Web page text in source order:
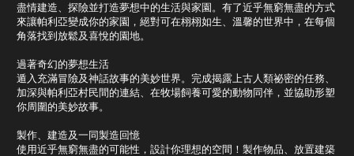
盡情建造、探險並打造夢想中的生活與家園。有了近乎無窮無盡的方式
來讓帕利亞變成你的家園，絕對可在栩栩如生、溫馨的世界中，在每個
角落找到放鬆及喜悅的園地。
過著奇幻的夢想生活
遁入充滿冒險及神話故事的美妙世界。完成揭露上古人類祕密的任務、
加深與帕利亞村民間的連結、在牧場飼養可愛的動物同伴，並協助形塑
你周圍的美妙故事。
製作、建造及一同製造回憶
使用近乎無窮無盡的可能性，設計你理想的空間！製作物品、放置建築